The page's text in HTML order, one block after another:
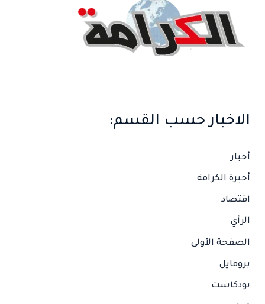
الاخبار حسب القسم:
أخبار
أخيرة الكرامة
اقتصاد
الرأي
الصفحة الأولى
بروفايل
بودكاست